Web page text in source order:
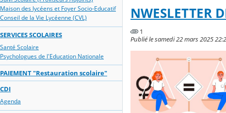
Maison des lycéens et Foyer Socio-Educatif
Conseil de la Vie Lycéenne (CVL)
SERVICES SCOLAIRES
Santé Scolaire
Psychologues de l'Education Nationale
PAIEMENT "Restauration scolaire"
CDI
Agenda
NWESLETTER
1
Publié le samedi 22 mars 2025